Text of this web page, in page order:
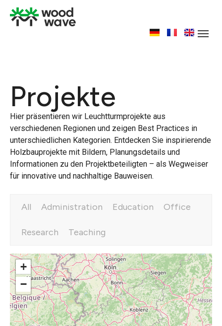
Projekte
Hier präsentieren wir Leuchtturmprojekte aus
verschiedenen Regionen und zeigen Best Practices in
unterschiedlichen Kategorien. Entdecken Sie inspirierende
Holzbauprojekte mit Bildern, Planungsdetails und
Informationen zu den Projektbeteiligten – als Wegweiser
für innovative und nachhaltige Bauweisen.
All Administration Education Office
Research Teaching
+
−